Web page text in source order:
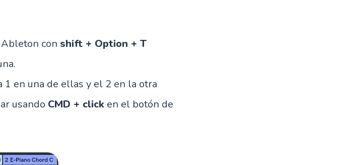
con shift + Option + T
en una de ellas y el 2 en la otra
usando CMD + click en el botón de